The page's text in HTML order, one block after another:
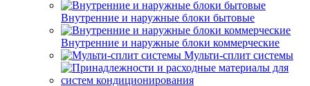
Внутренние и наружные блоки бытовые
Внутренние и наружные блоки коммерческие
Мульти-сплит системы